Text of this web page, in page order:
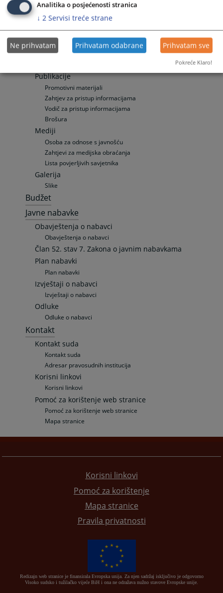
Odnosi s javnošću
Vijesti
Aktuelnosti
Saopćenja za javnost
Arhivska kategorija
Publikacije
Promotivni materijali
Zahtjev za pristup informacijama
Vodič za pristup informacijama
Brošura
Mediji
Osoba za odnose s javnošću
Zahtjevi za medijska obraćanja
Lista povjerljivih savjetnika
Galerija
Slike
Budžet
Javne nabavke
Obavještenja o nabavci
Obavještenja o nabavci
Član 52. stav 7. Zakona o javnim nabavkama
Plan nabavki
Plan nabavki
Izvještaji o nabavci
Izvještaji o nabavci
Odluke
Odluke o nabavci
Kontakt
Kontakt suda
Kontakt suda
Adresar pravosudnih institucija
Korisni linkovi
Korisni linkovi
Pomoć za korištenje web stranice
Pomoć za korištenje web stranice
Mapa stranice
Korisni linkovi
Pomoć za korištenje
Mapa stranice
Pravila privatnosti
Redizajn web stranice je finansirala Evropska unija. Za njen sadržaj isključivo je odgovorno
Visoko sudsko i tužilačko vijeće BiH i ona ne odražava nužno stavove Evropske unije.
Analitika o posjećenosti stranica
↓ 2 Servisi treće strane
Ne prihvatam Prihvatam odabrane Prihvatam sve
Pokreće Klaro!